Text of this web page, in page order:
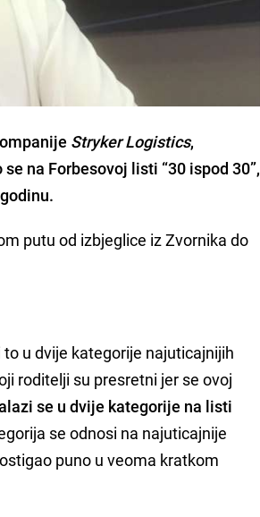
Stryker Logistics,
na Forbesovoj listi “30 ispod 30”,
putu od izbjeglice iz Zvornika do
u dvije kategorije najuticajnijih
roditelji su presretni jer se ovoj
se u dvije kategorije na listi
se odnosi na najuticajnije
puno u veoma kratkom